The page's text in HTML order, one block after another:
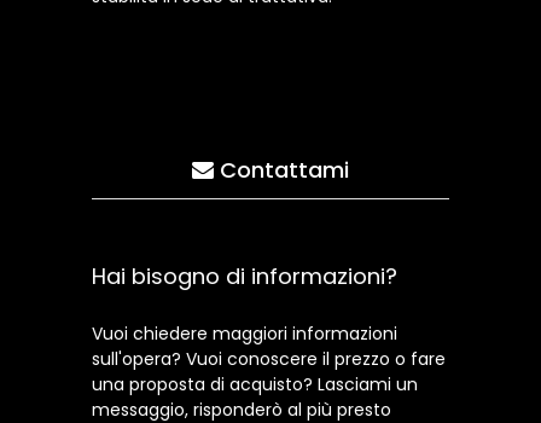
Contattami
Hai bisogno di informazioni?
Vuoi chiedere maggiori informazioni
sull'opera? Vuoi conoscere il prezzo o fare
una proposta di acquisto? Lasciami un
messaggio, risponderò al più presto